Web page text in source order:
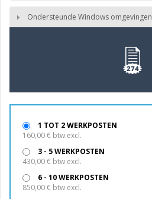
Ondersteunde Windows omgevingen
1 TOT 2 WERKPOSTEN
160,00 € btw excl.
3 - 5 WERKPOSTEN
430,00 € btw excl.
6 - 10 WERKPOSTEN
850,00 € btw excl.